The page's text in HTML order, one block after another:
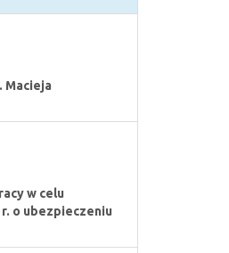
Macieja
w celu
o ubezpieczeniu